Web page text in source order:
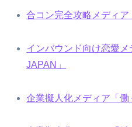
合コン完全攻略メディア
インバウンド向け恋愛
JAPAN」
企業擬人化メディア「働